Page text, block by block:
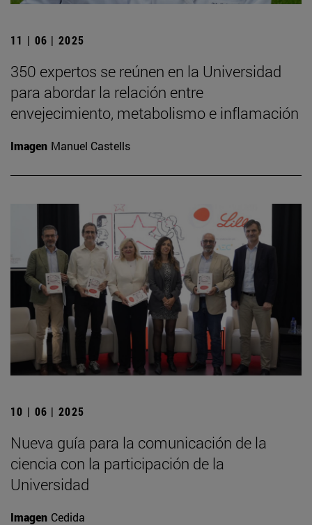
11 | 06 | 2025
350 expertos se reúnen en la Universidad
para abordar la relación entre
envejecimiento, metabolismo e inflamación
Imagen Manuel Castells
10 | 06 | 2025
Nueva guía para la comunicación de la
ciencia con la participación de la
Universidad
Imagen Cedida